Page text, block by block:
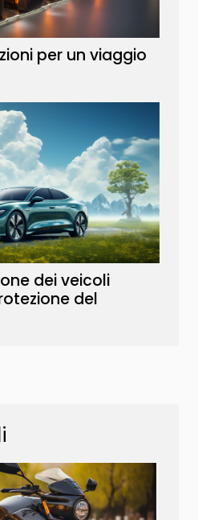
per un viaggio
dei veicoli
del